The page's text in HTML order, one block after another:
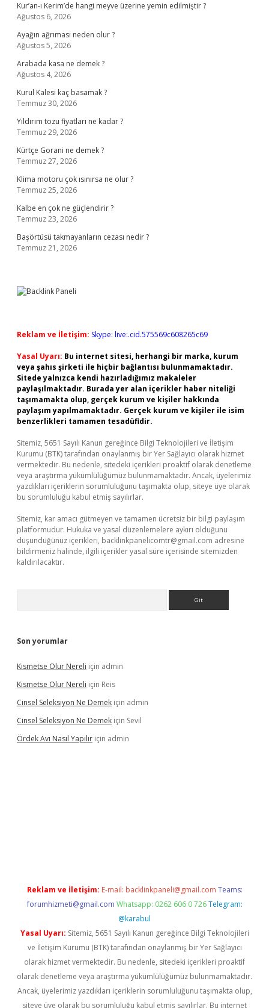
Kur’an-ı Kerim’de hangi meyve üzerine yemin edilmiştir ?
Ağustos 6, 2026
Ayağın ağrıması neden olur ?
Ağustos 5, 2026
Arabada kasa ne demek ?
Ağustos 4, 2026
Kurul Kalesi kaç basamak ?
Temmuz 30, 2026
Yıldırım tozu fiyatları ne kadar ?
Temmuz 29, 2026
Kürtçe Gorani ne demek ?
Temmuz 27, 2026
Klima motoru çok ısınırsa ne olur ?
Temmuz 25, 2026
Kalbe en çok ne güçlendirir ?
Temmuz 23, 2026
Başörtüsü takmayanların cezası nedir ?
Temmuz 21, 2026
Reklam ve İletişim: Skype: live:.cid.575569c608265c69
Yasal Uyarı: Bu internet sitesi, herhangi bir marka, kurum
veya şahıs şirketi ile hiçbir bağlantısı bulunmamaktadır.
Sitede yalnızca kendi hazırladığımız makaleler
paylaşılmaktadır. Burada yer alan içerikler haber niteliği
taşımamakta olup, gerçek kurum ve kişiler hakkında
paylaşım yapılmamaktadır. Gerçek kurum ve kişiler ile isim
benzerlikleri tamamen tesadüfidir.
Sitemiz, 5651 Sayılı Kanun gereğince Bilgi Teknolojileri ve İletişim
Kurumu (BTK) tarafından onaylanmış bir Yer Sağlayıcı olarak hizmet
vermektedir. Bu nedenle, sitedeki içerikleri proaktif olarak denetleme
veya araştırma yükümlülüğümüz bulunmamaktadır. Ancak, üyelerimiz
yazdıkları içeriklerin sorumluluğunu taşımakta olup, siteye üye olarak
bu sorumluluğu kabul etmiş sayılırlar.
Sitemiz, kar amacı gütmeyen ve tamamen ücretsiz bir bilgi paylaşım
platformudur. Hukuka ve yasal düzenlemelere aykırı olduğunu
düşündüğünüz içerikleri, backlinkpanelicomtr@gmail.com adresine
bildirmeniz halinde, ilgili içerikler yasal süre içerisinde sitemizden
kaldırılacaktır.
Son yorumlar
Kismetse Olur Nereli için admin
Kismetse Olur Nereli için Reis
Cinsel Seleksiyon Ne Demek için admin
Cinsel Seleksiyon Ne Demek için Sevil
Ördek Avı Nasıl Yapılır için admin
Reklam ve İletişim: E-mail: backlinkpaneli@gmail.com Teams:
forumhizmeti@gmail.com Whatsapp: 0262 606 0 726 Telegram:
@karabul
Yasal Uyarı: Sitemiz, 5651 Sayılı Kanun gereğince Bilgi Teknolojileri
ve İletişim Kurumu (BTK) tarafından onaylanmış bir Yer Sağlayıcı
olarak hizmet vermektedir. Bu nedenle, sitedeki içerikleri proaktif
olarak denetleme veya araştırma yükümlülüğümüz bulunmamaktadır.
Ancak, üyelerimiz yazdıkları içeriklerin sorumluluğunu taşımakta olup,
siteye üye olarak bu sorumluluğu kabul etmiş sayılırlar. Bu internet